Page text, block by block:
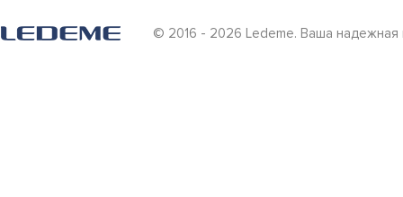
© 2016 - 2026 Ledeme. Ваша